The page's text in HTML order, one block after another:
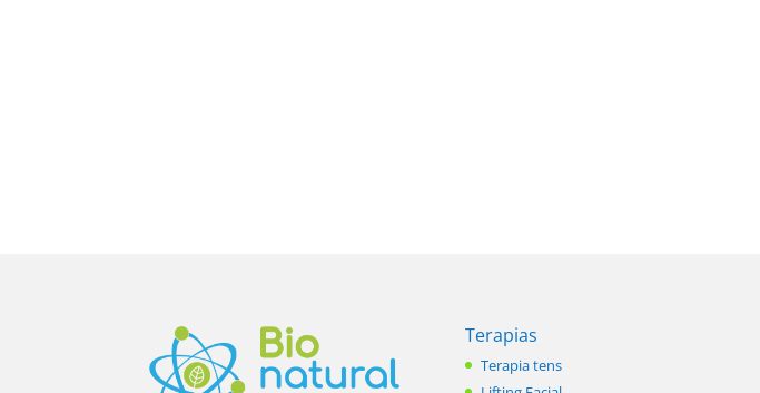
Terapias
Terapia tens